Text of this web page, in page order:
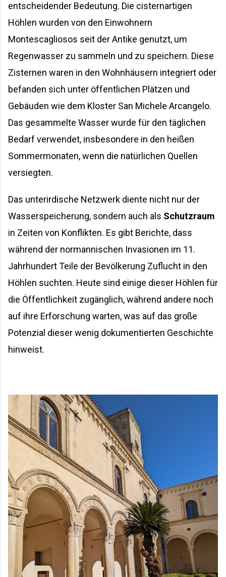
entscheidender Bedeutung. Die cisternartigen
Höhlen wurden von den Einwohnern
Montescagliosos seit der Antike genutzt, um
Regenwasser zu sammeln und zu speichern. Diese
Zisternen waren in den Wohnhäusern integriert oder
befanden sich unter öffentlichen Plätzen und
Gebäuden wie dem Kloster San Michele Arcangelo.
Das gesammelte Wasser wurde für den täglichen
Bedarf verwendet, insbesondere in den heißen
Sommermonaten, wenn die natürlichen Quellen
versiegten.
Das unterirdische Netzwerk diente nicht nur der
Wasserspeicherung, sondern auch als Schutzraum
in Zeiten von Konflikten. Es gibt Berichte, dass
während der normannischen Invasionen im 11.
Jahrhundert Teile der Bevölkerung Zuflucht in den
Höhlen suchten. Heute sind einige dieser Höhlen für
die Öffentlichkeit zugänglich, während andere noch
auf ihre Erforschung warten, was auf das große
Potenzial dieser wenig dokumentierten Geschichte
hinweist.